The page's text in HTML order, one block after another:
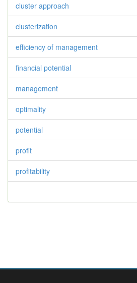
cluster approach
clusterization
efficiency of management
financial potential
management
optimality
potential
profit
profitability